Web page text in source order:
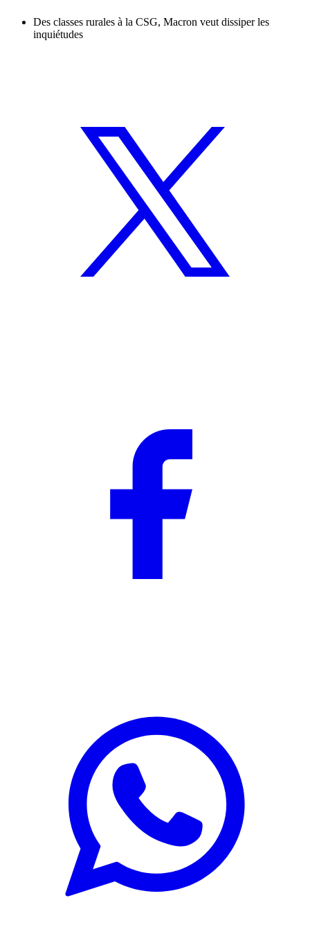
Des classes rurales à la CSG, Macron veut dissiper les
inquiétudes